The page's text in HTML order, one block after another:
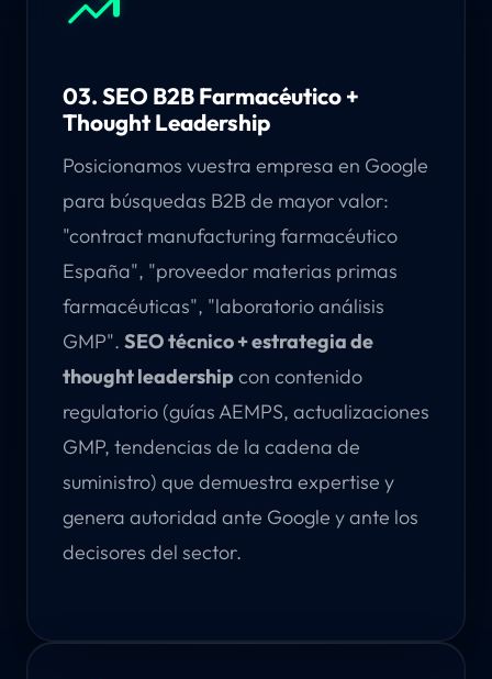
03. SEO B2B Farmacéutico +
Thought Leadership
Posicionamos vuestra empresa en Google
para búsquedas B2B de mayor valor:
"contract manufacturing farmacéutico
España", "proveedor materias primas
farmacéuticas", "laboratorio análisis
GMP". SEO técnico + estrategia de
thought leadershipcon contenido
regulatorio (guías AEMPS, actualizaciones
GMP, tendencias de la cadena de
suministro) que demuestra expertise y
genera autoridad ante Google y ante los
decisores del sector.